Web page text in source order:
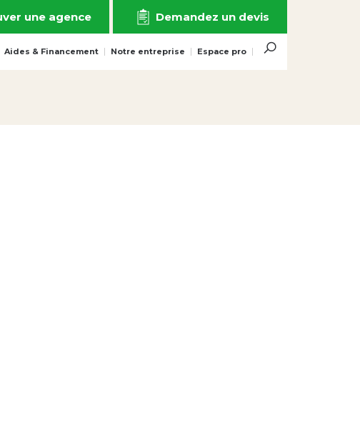
une agence Demandez un devis
Aides & Financement Notre entreprise Espace pro